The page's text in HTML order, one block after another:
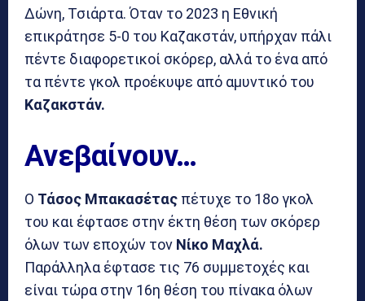
Δώνη, Τσιάρτα. Όταν το 2023 η Εθνική
επικράτησε 5-0 του Καζακστάν, υπήρχαν πάλι
πέντε διαφορετικοί σκόρερ, αλλά το ένα από
τα πέντε γκολ προέκυψε από αμυντικό του
Καζακστάν.
Ανεβαίνουν…
Ο Τάσος Μπακασέτας πέτυχε το 18ο γκολ
του και έφτασε στην έκτη θέση των σκόρερ
όλων των εποχών τον Νίκο Μαχλά.
Παράλληλα έφτασε τις 76 συμμετοχές και
είναι τώρα στην 16η θέση του πίνακα όλων